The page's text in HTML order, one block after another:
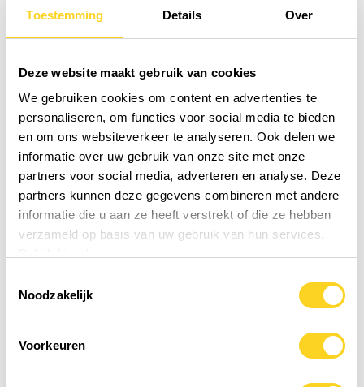
Toestemming Details Over
Deze website maakt gebruik van cookies
We gebruiken cookies om content en advertenties te
personaliseren, om functies voor social media te bieden
en om ons websiteverkeer te analyseren. Ook delen we
informatie over uw gebruik van onze site met onze
partners voor social media, adverteren en analyse. Deze
partners kunnen deze gegevens combineren met andere
informatie die u aan ze heeft verstrekt of die ze hebben
verzameld op basis van uw gebruik van hun services.
Noodzakelijk
Voorkeuren
functioneel zijn toegepast, komen in aanmerking.
We kiezen altijd voor ingrediënten die GMO-vrij
zijn. Daarnaast geven we waar mogelijk de
voorkeur aan producten die vrij zijn van verborgen
allergenen en geschikt zijn voor vegetariërs of
veganisten.
Dat is niet in alle gevallen haalbaar. Sommige
hoogwaardige grondstoffen worden bijvoorbeeld
soja (bij natto), melk (bij het extractieproces van
plantaardige glycerine).